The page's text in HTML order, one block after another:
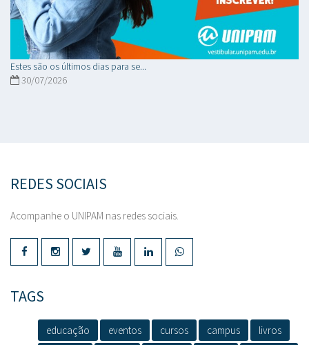
Estes são os últimos dias para se...
30/07/2026
REDES SOCIAIS
Acompanhe o UNIPAM nas redes sociais.
TAGS
educação eventos cursos campus
livros